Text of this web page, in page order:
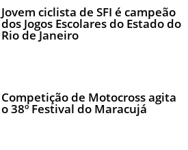
Jovem ciclista de SFI é campeão
dos Jogos Escolares do Estado do
Rio de Janeiro
Competição de Motocross agita
o 38º Festival do Maracujá